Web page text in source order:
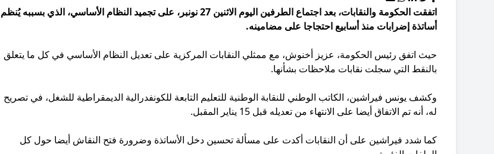
اتفقت الحكومة والنقابات، بعد اجتماع الطرفين اليوم الاثنين 27 نونبر، على تجميد النظام الأساسي، الذي بسببه يُنظم
أساتذة إضرابات منذ أسابيع احتجاجا على مضامينه.
حيث اتفق رئيس الحكومة، عزيز أخنوش، مع ممثلي النقابات المركزية على تعديل النظام الأساسي في كل ما يتعلق
بالنقط التي سجلت نقابات ملاحظات بشأنها.
وكشف يونس فيراشين، الكاتب الوطني للنقابة الوطنية للتعليم التابعة للكونفدرالية الديمقراطية للشغل، في تصريح
له، أنه تم الاتفاق أيضا على الانتهاء من تعديله قبل 15 يناير المقبل.
كما شدد فيراشين على أن النقابات أكدت على مسألة تحسين دخل الأساتذة وضرورة فتح النقاش أيضا حول كل